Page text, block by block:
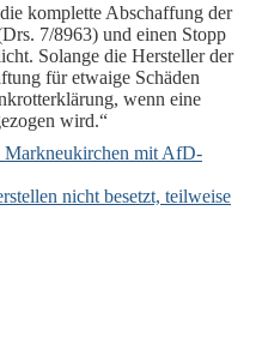
komplette Abschaffung der
7/8963) und einen Stopp
Solange die Hersteller der
für etwaige Schäden
wenn eine
wird.“
Markneukirchen mit AfD-
nicht besetzt, teilweise